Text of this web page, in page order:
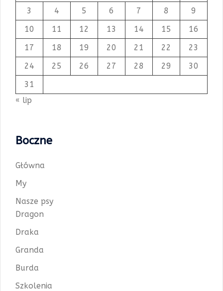
3
4 5 6 7 8
9
10
11 12 13 14 15
16
17
18 19 20 21 22
23
24
25 26 27 28 29
30
31
« lip
Boczne
Główna
My
Nasze psy
Dragon
Draka
Granda
Burda
Szkolenia